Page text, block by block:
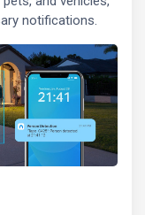
notifications.